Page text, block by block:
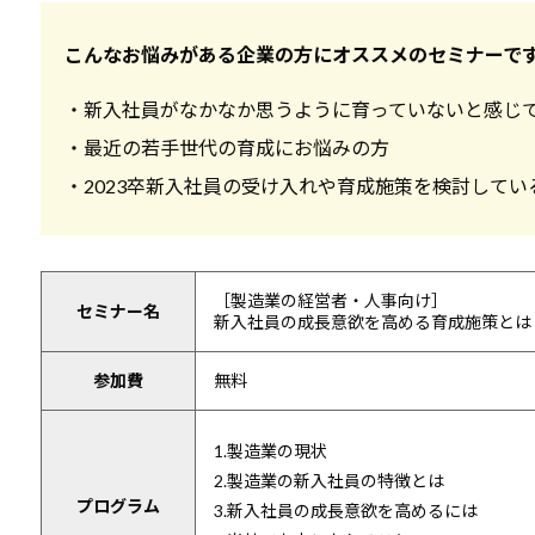
こんなお悩みがある企業の方にオススメのセミナーで
・新入社員がなかなか思うように育っていないと感じ
・最近の若手世代の育成にお悩みの方
・2023卒新入社員の受け入れや育成施策を検討してい
セミナー名
［製造業の経営者・人事向け］
新入社員の成長意欲を高める育成施策とは
参加費 無料
プログラム
1.製造業の現状
2.製造業の新入社員の特徴とは
3.新入社員の成長意欲を高めるには